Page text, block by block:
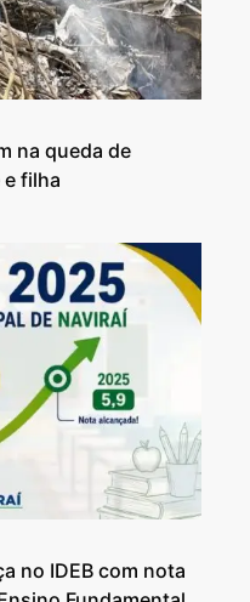
na queda de
filha
no IDEB com nota